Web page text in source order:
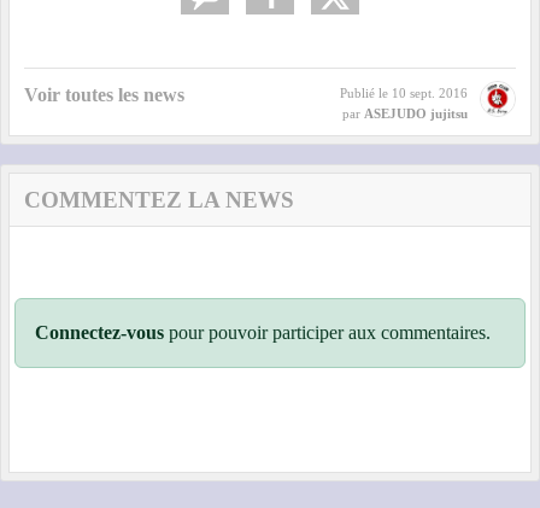
Voir toutes les news Publié le 10 sept. 2016
par ASEJUDO jujitsu
COMMENTEZ LA NEWS
Connectez-vous pour pouvoir participer aux commentaires.